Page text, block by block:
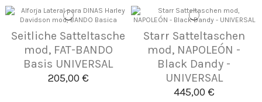
Seitliche Satteltasche
mod, FAT-BANDO
Basis UNIVERSAL
205,00 €
Starr Satteltaschen
mod, NAPOLEÓN -
Black Dandy -
UNIVERSAL
445,00 €